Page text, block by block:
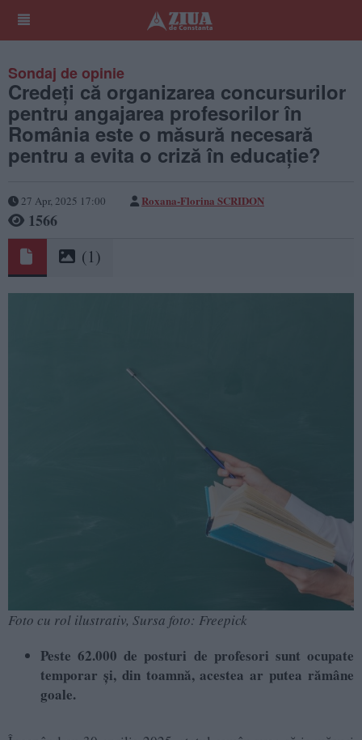
Sondaj de opinie
Credeți că organizarea concursurilor
pentru angajarea profesorilor în
România este o măsură necesară
pentru a evita o criză în educație?
27 Apr, 2025 17:00 Roxana-Florina SCRIDON
1566
(1)
Foto cu rol ilustrativ, Sursa foto: Freepick
Peste 62.000 de posturi de profesori sunt ocupate
temporar și, din toamnă, acestea ar putea rămâne
goale.